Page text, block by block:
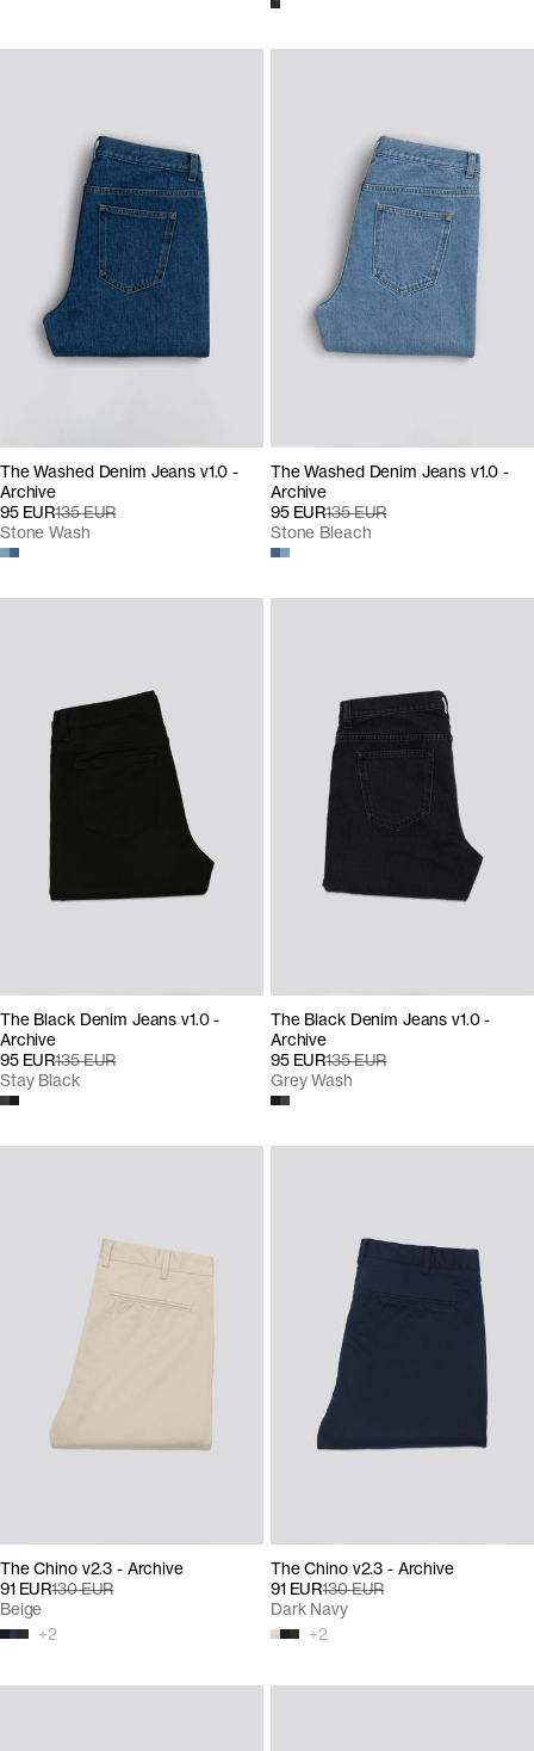
The Washed Denim Jeans v1.0 -
Archive
95 EUR135 EUR
Stone Wash
The Washed Denim Jeans v1.0 -
Archive
95 EUR135 EUR
Stone Bleach
The Black Denim Jeans v1.0 -
Archive
95 EUR135 EUR
Stay Black
The Black Denim Jeans v1.0 -
Archive
95 EUR135 EUR
Grey Wash
The Chino v2.3 - Archive
91 EUR130 EUR
+2
Beige
The Chino v2.3 - Archive
91 EUR130 EUR
+2
Dark Navy